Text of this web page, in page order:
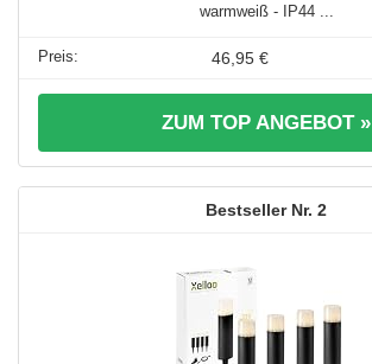
warmweiß - IP44 ...
46,95 €
ZUM TOP ANGEBOT »
2